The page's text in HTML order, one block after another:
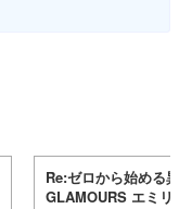
Re:ゼロから始める異
GLAMOURS エミリア